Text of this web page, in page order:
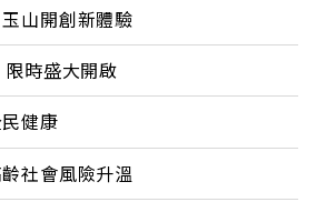
山開創新體驗
時盛大開啟
健康
社會風險升溫